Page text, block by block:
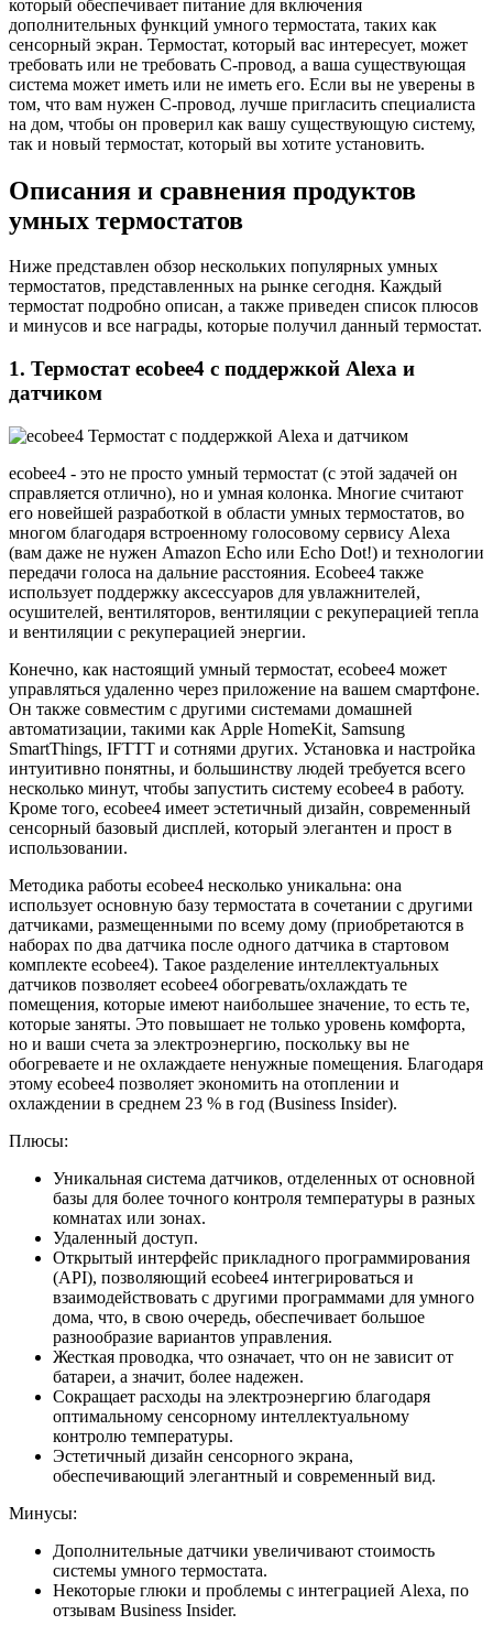
который обеспечивает питание для включения
дополнительных функций умного термостата, таких как
сенсорный экран. Термостат, который вас интересует, может
требовать или не требовать C-провод, а ваша существующая
система может иметь или не иметь его. Если вы не уверены в
том, что вам нужен С-провод, лучше пригласить специалиста
на дом, чтобы он проверил как вашу существующую систему,
так и новый термостат, который вы хотите установить.
Описания и сравнения продуктов
умных термостатов
Ниже представлен обзор нескольких популярных умных
термостатов, представленных на рынке сегодня. Каждый
термостат подробно описан, а также приведен список плюсов
и минусов и все награды, которые получил данный термостат.
1. Термостат ecobee4 с поддержкой Alexa и
датчиком
ecobee4 - это не просто умный термостат (с этой задачей он
справляется отлично), но и умная колонка. Многие считают
его новейшей разработкой в области умных термостатов, во
многом благодаря встроенному голосовому сервису Alexa
(вам даже не нужен Amazon Echo или Echo Dot!) и технологии
передачи голоса на дальние расстояния. Ecobee4 также
использует поддержку аксессуаров для увлажнителей,
осушителей, вентиляторов, вентиляции с рекуперацией тепла
и вентиляции с рекуперацией энергии.
Конечно, как настоящий умный термостат, ecobee4 может
управляться удаленно через приложение на вашем смартфоне.
Он также совместим с другими системами домашней
автоматизации, такими как Apple HomeKit, Samsung
SmartThings, IFTTT и сотнями других. Установка и настройка
интуитивно понятны, и большинству людей требуется всего
несколько минут, чтобы запустить систему ecobee4 в работу.
Кроме того, ecobee4 имеет эстетичный дизайн, современный
сенсорный базовый дисплей, который элегантен и прост в
использовании.
Методика работы ecobee4 несколько уникальна: она
использует основную базу термостата в сочетании с другими
датчиками, размещенными по всему дому (приобретаются в
наборах по два датчика после одного датчика в стартовом
комплекте ecobee4). Такое разделение интеллектуальных
датчиков позволяет ecobee4 обогревать/охлаждать те
помещения, которые имеют наибольшее значение, то есть те,
которые заняты. Это повышает не только уровень комфорта,
но и ваши счета за электроэнергию, поскольку вы не
обогреваете и не охлаждаете ненужные помещения. Благодаря
этому ecobee4 позволяет экономить на отоплении и
охлаждении в среднем 23 % в год (Business Insider).
Плюсы:
Уникальная система датчиков, отделенных от основной
базы для более точного контроля температуры в разных
комнатах или зонах.
Удаленный доступ.
Открытый интерфейс прикладного программирования
(API), позволяющий ecobee4 интегрироваться и
взаимодействовать с другими программами для умного
дома, что, в свою очередь, обеспечивает большое
разнообразие вариантов управления.
Жесткая проводка, что означает, что он не зависит от
батареи, а значит, более надежен.
Сокращает расходы на электроэнергию благодаря
оптимальному сенсорному интеллектуальному
контролю температуры.
Эстетичный дизайн сенсорного экрана,
обеспечивающий элегантный и современный вид.
Минусы:
Дополнительные датчики увеличивают стоимость
системы умного термостата.
Некоторые глюки и проблемы с интеграцией Alexa, по
отзывам Business Insider.